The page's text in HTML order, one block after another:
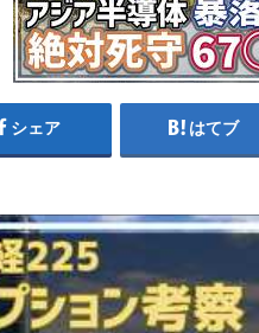
シェア はてブ